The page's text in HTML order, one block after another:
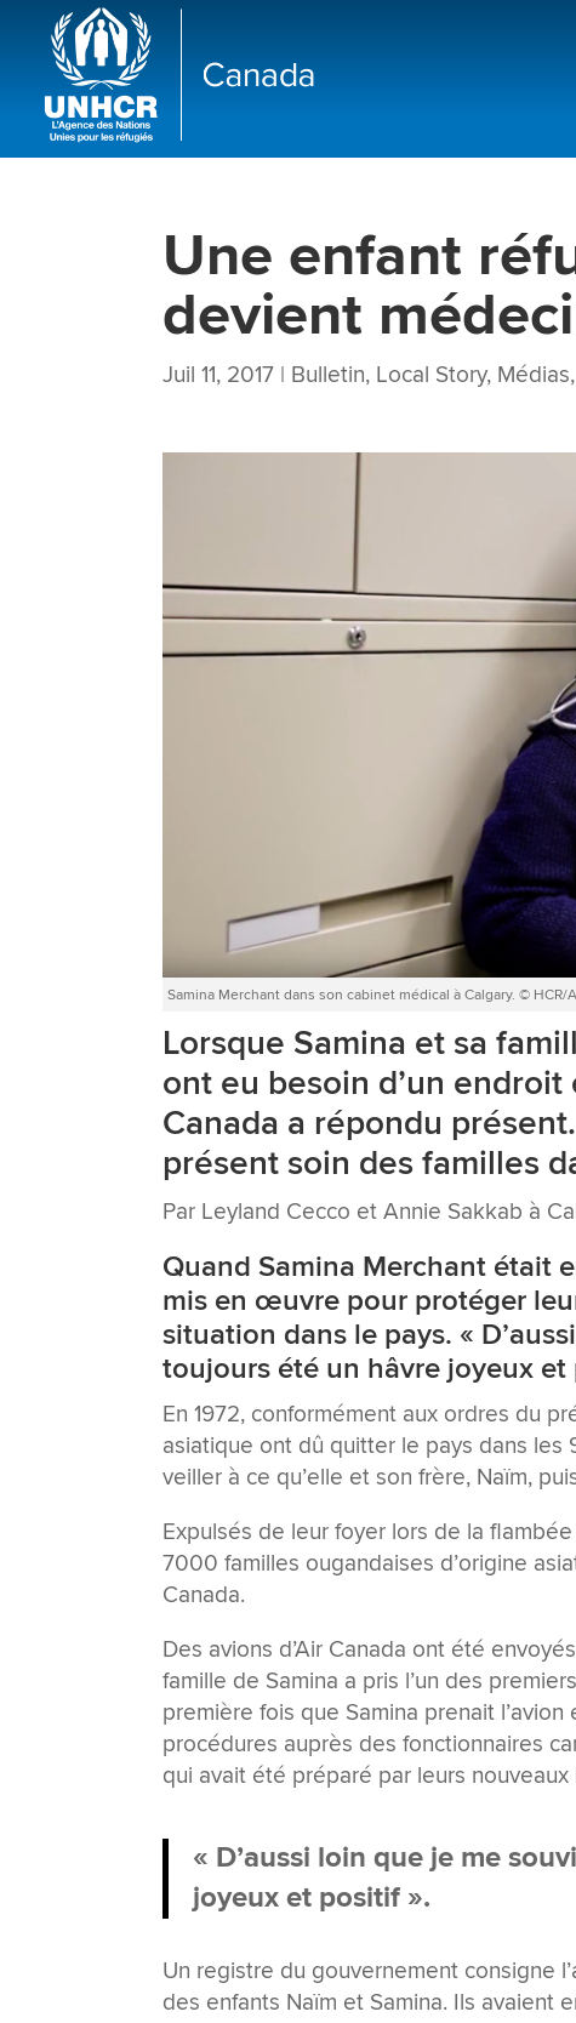
Une enfant
devient
Juil 11, 2017 | Bulletin, Local Story, Médias,
Samina Merchant dans son cabinet médical à Calgary. © HCR/
Lorsque Samina et sa
ont eu besoin d’un
Canada a répondu
présent soin des familles
Par Leyland Cecco et Annie Sakkab à
Quand Samina Merchant était
mis en œuvre pour protéger
situation dans le pays. «
toujours été un hâvre joyeux
En 1972, conformément aux ordres du
asiatique ont dû quitter le pays dans
veiller à ce qu’elle et son frère, Naïm,
Expulsés de leur foyer lors de la
7000 familles ougandaises d’origine
Canada.
Des avions d’Air Canada ont été
famille de Samina a pris l’un des
première fois que Samina prenait
procédures auprès des fonctionnaires
qui avait été préparé par leurs nouveaux
« D’aussi loin que je me
joyeux et positif ».
Un registre du gouvernement consigne
des enfants Naïm et Samina. Ils avaient